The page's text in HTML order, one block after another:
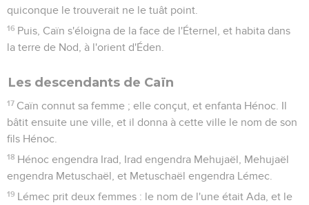
quiconque le trouverait ne le tuât point.
16 Puis, Caïn s'éloigna de la face de l'Éternel, et habita dans
la terre de Nod, à l'orient d'Éden.
Les descendants de Caïn
17 Caïn connut sa femme ; elle conçut, et enfanta Hénoc. Il
bâtit ensuite une ville, et il donna à cette ville le nom de son
fils Hénoc.
18 Hénoc engendra Irad, Irad engendra Mehujaël, Mehujaël
engendra Metuschaël, et Metuschaël engendra Lémec.
19 Lémec prit deux femmes : le nom de l'une était Ada, et le